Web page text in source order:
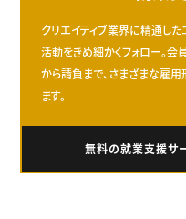
クリエイティブ業界に精通し
活動をきめ細かくフォロー。会
から請負まで、さまざまな雇
ます。
無料の就業支援サ